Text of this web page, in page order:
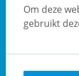
Om deze
gebruikt